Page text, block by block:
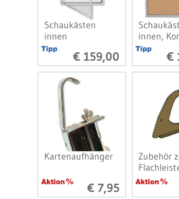
Schaukästen
innen
€ 159,00
innen,
€
Kartenaufhänger
€ 7,95
Zubehör